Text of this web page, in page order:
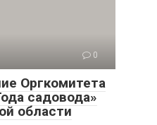
0
Оргкомитета
садовода»
области